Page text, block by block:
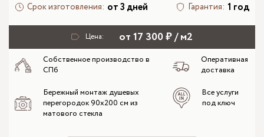
Срок изготовления: от 3 дней Гарантия: 1 год
Цена: от 17 300 ₽ / м2
Собственное производство в
СПб
Оперативная
доставка
Бережный монтаж душевых
перегородок 90x200 см из
матового стекла
Все услуги
под ключ